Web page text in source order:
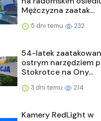
Mężczyzna zaatak...
5 dni temu 232
54-latek
ostrym narzędziem
Stokrotce na Ony...
3 dni temu 214
Kamery RedLight w